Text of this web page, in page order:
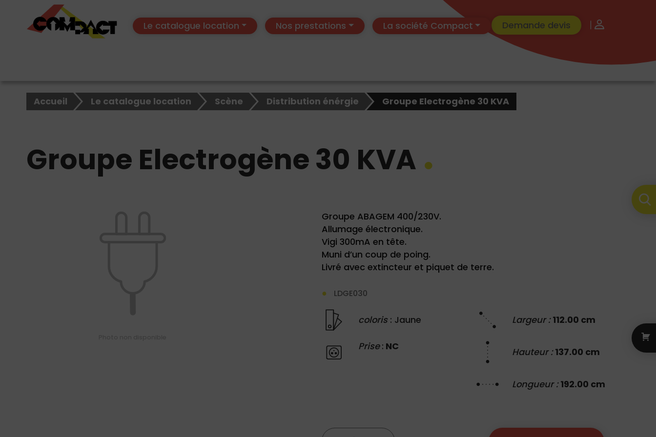
Le catalogue location Nos prestations La société Compact Demande devis |
Accueil Le catalogue location Scène Distribution énérgie Groupe Electrogène 30 KVA
Groupe Electrogène 30 KVA
Groupe ABAGEM 400/230V.
Allumage électronique.
Vigi 300mA en tête.
Muni d’un coup de poing.
Livré avec extincteur et piquet de terre.
LDGE030
coloris: Jaune
Prise: NC
Largeur :112.00 cm
Hauteur :137.00 cm
Longueur :192.00 cm
quantité
Rechercher
sur